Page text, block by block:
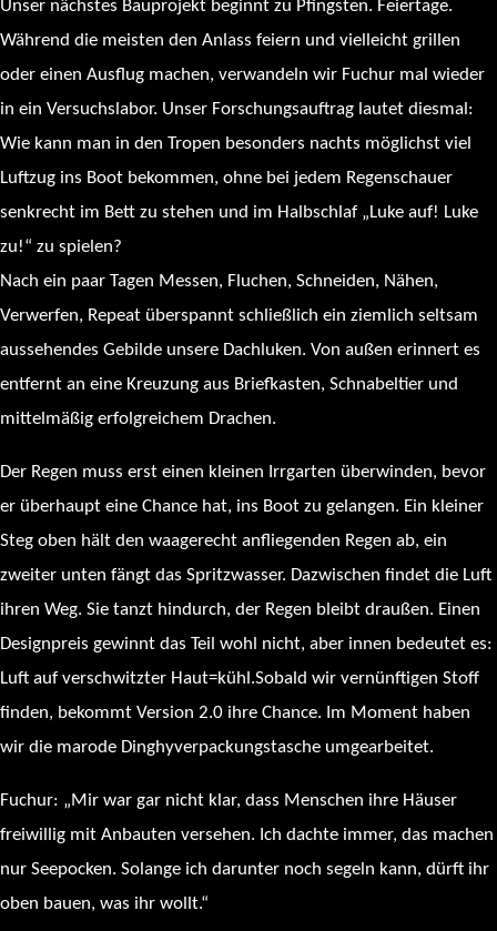
Unser nächstes Bauprojekt beginnt zu Pfingsten. Feiertage.
Während die meisten den Anlass feiern und vielleicht grillen
oder einen Ausflug machen, verwandeln wir Fuchur mal wieder
in ein Versuchslabor. Unser Forschungsauftrag lautet diesmal:
Wie kann man in den Tropen besonders nachts möglichst viel
Luftzug ins Boot bekommen, ohne bei jedem Regenschauer
senkrecht im Bett zu stehen und im Halbschlaf „Luke auf! Luke
zu!“ zu spielen?
Nach ein paar Tagen Messen, Fluchen, Schneiden, Nähen,
Verwerfen, Repeat überspannt schließlich ein ziemlich seltsam
aussehendes Gebilde unsere Dachluken. Von außen erinnert es
entfernt an eine Kreuzung aus Briefkasten, Schnabeltier und
mittelmäßig erfolgreichem Drachen.
Der Regen muss erst einen kleinen Irrgarten überwinden, bevor
er überhaupt eine Chance hat, ins Boot zu gelangen. Ein kleiner
Steg oben hält den waagerecht anfliegenden Regen ab, ein
zweiter unten fängt das Spritzwasser. Dazwischen findet die Luft
ihren Weg. Sie tanzt hindurch, der Regen bleibt draußen. Einen
Designpreis gewinnt das Teil wohl nicht, aber innen bedeutet es:
Luft auf verschwitzter Haut=kühl.Sobald wir vernünftigen Stoff
finden, bekommt Version 2.0 ihre Chance. Im Moment haben
wir die marode Dinghyverpackungstasche umgearbeitet.
Fuchur: „Mir war gar nicht klar, dass Menschen ihre Häuser
freiwillig mit Anbauten versehen. Ich dachte immer, das machen
nur Seepocken. Solange ich darunter noch segeln kann, dürft ihr
oben bauen, was ihr wollt.“